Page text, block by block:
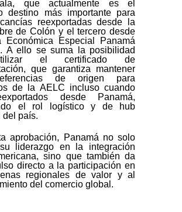
que actualmente es el
destino más importante para
reexportadas desde la
de Colón y el tercero desde
Económica Especial Panamá
A ello se suma la posibilidad
el certificado de
que garantiza mantener
de origen para
de la AELC incluso cuando
desde Panamá,
el rol logístico y de hub
del país.
aprobación, Panamá no solo
liderazgo en la integración
sino que también da
directo a la participación en
regionales de valor y al
del comercio global.